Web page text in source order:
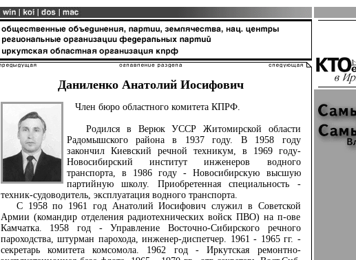
Даниленко Анатолий Иосифович
Член бюро областного комитета КПРФ.
Родился в Верюк УССР Житомирской области
Радомышского района в 1937 году. В 1958 году
закончил Киевский речной техникум, в 1969 году-
Новосибирский институт инженеров водного
транспорта, в 1986 году - Новосибирскую высшую
партийную школу. Приобретенная специальность -
техник-судоводитель, эксплуатация водного транспорта.
С 1958 по 1961 год Анатолий Иосифович служил в Советской
Армии (командир отделения радиотехнических войск ПВО) на п-ове
Камчатка. 1958 год - Управление Восточно-Сибирского речного
пароходства, штурман парохода, инженер-диспетчер. 1961 - 1965 гг. -
секретарь комитета комсомола. 1962 год - Иркутская ремонтно-